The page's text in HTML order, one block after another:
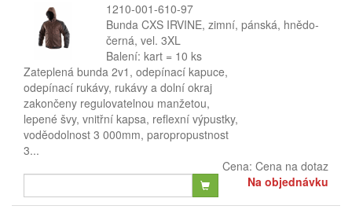
1210-001-610-97
Bunda CXS IRVINE, zimní, pánská, hnědo-
černá, vel. 3XL
Balení: kart = 10 ks
Zateplená bunda 2v1, odepínací kapuce,
odepínací rukávy, rukávy a dolní okraj
zakončeny regulovatelnou manžetou,
lepené švy, vnitřní kapsa, reflexní výpustky,
voděodolnost 3 000mm, paropropustnost
3...
Cena: Cena na dotaz
Na objednávku